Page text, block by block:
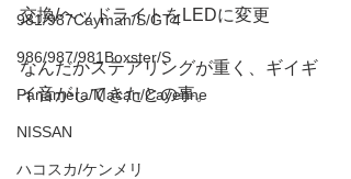
981/987Cayman/S/GT4
986/987/981Boxster/S
Panamera/Macan/Cayenne
NISSAN
ハコスカ/ケンメリ
交換/ヘッドライトをLEDに変更
なんだかステアリングが重く、ギイギ
イ音がしてきたとの事。